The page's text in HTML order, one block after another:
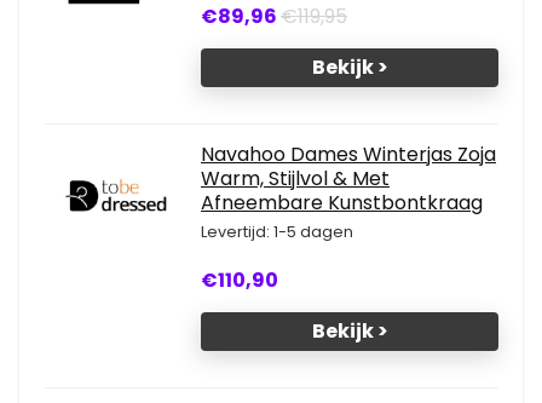
€89,96€119,95
Bekijk >
Navahoo Dames Winterjas Zoja
Warm, Stijlvol & Met
Afneembare Kunstbontkraag
Levertijd: 1-5 dagen
€110,90
Bekijk >